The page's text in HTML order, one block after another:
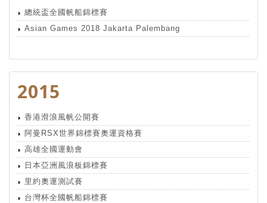
總統盃全國帆船錦標賽
Asian Games 2018 Jakarta Palembang
2015
香港滑浪風帆公開賽
阿曼RSX世界錦標賽奧運資格賽
高雄全國運動會
日本亞洲風浪板錦標賽
里約奧運測試賽
台灣杯全國帆船錦標賽